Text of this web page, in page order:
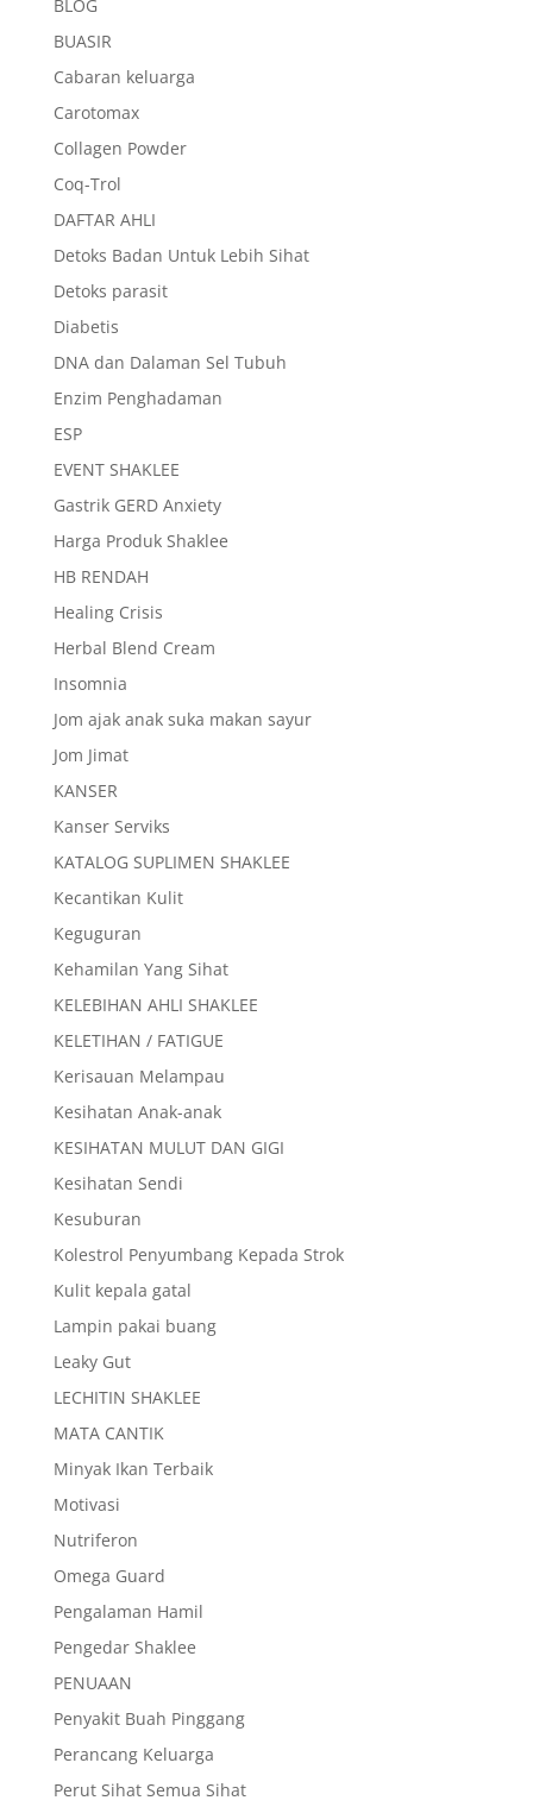
BLOG
BUASIR
Cabaran keluarga
Carotomax
Collagen Powder
Coq-Trol
DAFTAR AHLI
Detoks Badan Untuk Lebih Sihat
Detoks parasit
Diabetis
DNA dan Dalaman Sel Tubuh
Enzim Penghadaman
ESP
EVENT SHAKLEE
Gastrik GERD Anxiety
Harga Produk Shaklee
HB RENDAH
Healing Crisis
Herbal Blend Cream
Insomnia
Jom ajak anak suka makan sayur
Jom Jimat
KANSER
Kanser Serviks
KATALOG SUPLIMEN SHAKLEE
Kecantikan Kulit
Keguguran
Kehamilan Yang Sihat
KELEBIHAN AHLI SHAKLEE
KELETIHAN / FATIGUE
Kerisauan Melampau
Kesihatan Anak-anak
KESIHATAN MULUT DAN GIGI
Kesihatan Sendi
Kesuburan
Kolestrol Penyumbang Kepada Strok
Kulit kepala gatal
Lampin pakai buang
Leaky Gut
LECHITIN SHAKLEE
MATA CANTIK
Minyak Ikan Terbaik
Motivasi
Nutriferon
Omega Guard
Pengalaman Hamil
Pengedar Shaklee
PENUAAN
Penyakit Buah Pinggang
Perancang Keluarga
Perut Sihat Semua Sihat